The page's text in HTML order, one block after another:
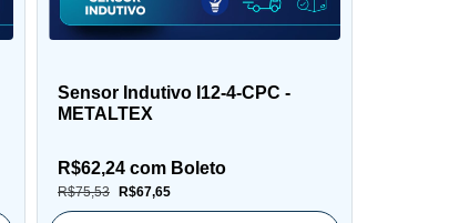
Sensor Indutivo I12-4-CPC -
METALTEX
R$75,53 R$67,65
R$62,24 com Boleto